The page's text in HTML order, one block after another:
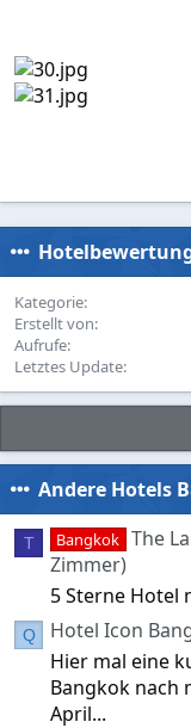
Kategorie
Erstellt von
Aufrufe
Letztes Update
Andere Hotels
T Bangkok The
Zimmer)
5 Sterne Hotel
Q
Hotel Icon
Hier mal eine
Bangkok nach
April...